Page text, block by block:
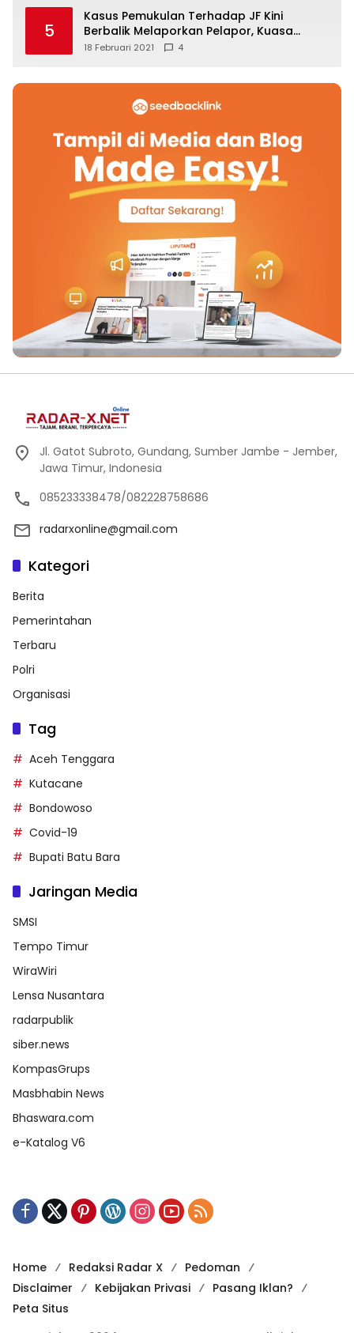
5
Kasus Pemukulan Terhadap JF Kini
Berbalik Melaporkan Pelapor, Kuasa
Hukum Angkat Bicara
18 Februari 2021 4
Jl. Gatot Subroto, Gundang, Sumber Jambe - Jember,
Jawa Timur, Indonesia
085233338478/082228758686
radarxonline@gmail.com
Kategori
Berita
Pemerintahan
Terbaru
Polri
Organisasi
Tag
Aceh Tenggara
Kutacane
Bondowoso
Covid-19
Bupati Batu Bara
Jaringan Media
SMSI
Tempo Timur
WiraWiri
Lensa Nusantara
radarpublik
siber.news
KompasGrups
Masbhabin News
Bhaswara.com
e-Katalog V6
Home Redaksi Radar X
Pedoman
Disclaimer
Kebijakan Privasi
Pasang Iklan?
Peta Situs